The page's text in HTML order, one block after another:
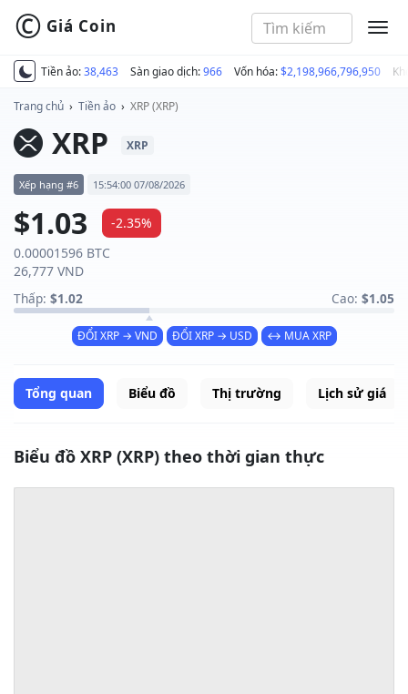
Tiền ảo:38,463 Sàn giao dịch:966 Vốn hóa:$2,198,966,796,950
© Giá Coin
Trang chủ › Tiền ảo › XRP (XRP)
XRP XRP
Xếp hạng #6 15:54:00 07/08/2026
$1.03
-2.35%
0.00001596 BTC
26,777 VND
Thấp: $1.02 Cao: $1.05
ĐỔI XRP → VND ĐỔI XRP → USD ↔ MUA XRP
Tổng quan Biểu đồ Thị trường Lịch sử giá
Biểu đồ XRP (XRP) theo thời gian thực